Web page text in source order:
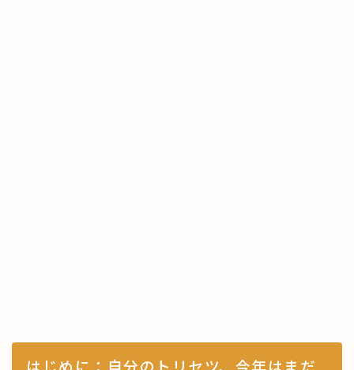
はじめに：自分のトリセツ、今年はまだ